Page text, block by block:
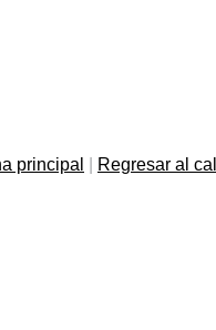
principal Regresar al